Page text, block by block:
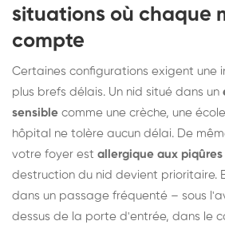
situations où chaque
compte
Certaines configurations exigent une
plus brefs délais. Un nid situé dans un
sensible comme une crèche, une
hôpital ne tolère aucun délai. De
votre foyer est allergique aux
destruction du nid devient prioritaire.
dans un passage fréquenté – sous
dessus de la porte d'entrée, dans le